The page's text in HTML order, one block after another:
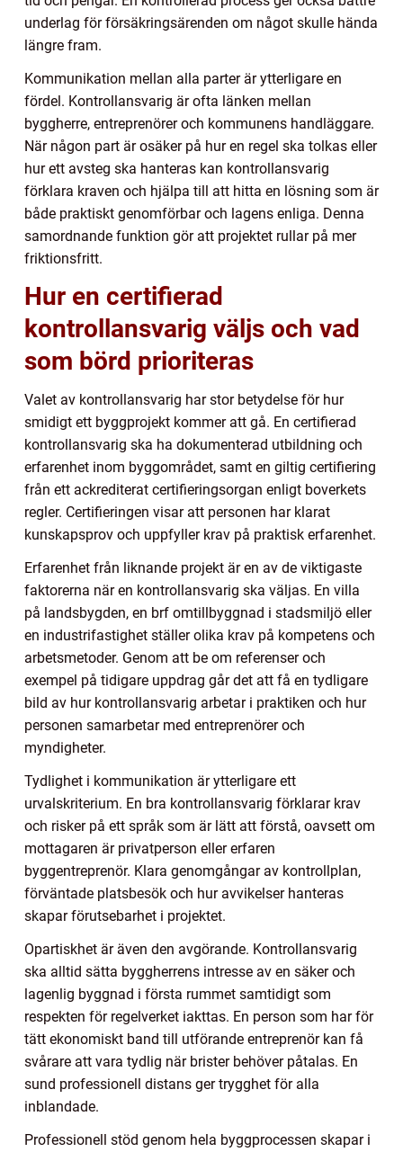
underlag för försäkringsärenden om något skulle hända
längre fram.
Kommunikation mellan alla parter är ytterligare en
fördel. Kontrollansvarig är ofta länken mellan
byggherre, entreprenörer och kommunens handläggare.
När någon part är osäker på hur en regel ska tolkas eller
hur ett avsteg ska hanteras kan kontrollansvarig
förklara kraven och hjälpa till att hitta en lösning som är
både praktiskt genomförbar och lagens enliga. Denna
samordnande funktion gör att projektet rullar på mer
friktionsfritt.
Hur en certifierad
kontrollansvarig väljs och vad
som börd prioriteras
Valet av kontrollansvarig har stor betydelse för hur
smidigt ett byggprojekt kommer att gå. En certifierad
kontrollansvarig ska ha dokumenterad utbildning och
erfarenhet inom byggområdet, samt en giltig certifiering
från ett ackrediterat certifieringsorgan enligt boverkets
regler. Certifieringen visar att personen har klarat
kunskapsprov och uppfyller krav på praktisk erfarenhet.
Erfarenhet från liknande projekt är en av de viktigaste
faktorerna när en kontrollansvarig ska väljas. En villa
på landsbygden, en brf omtillbyggnad i stadsmiljö eller
en industrifastighet ställer olika krav på kompetens och
arbetsmetoder. Genom att be om referenser och
exempel på tidigare uppdrag går det att få en tydligare
bild av hur kontrollansvarig arbetar i praktiken och hur
personen samarbetar med entreprenörer och
myndigheter.
Tydlighet i kommunikation är ytterligare ett
urvalskriterium. En bra kontrollansvarig förklarar krav
och risker på ett språk som är lätt att förstå, oavsett om
mottagaren är privatperson eller erfaren
byggentreprenör. Klara genomgångar av kontrollplan,
förväntade platsbesök och hur avvikelser hanteras
skapar förutsebarhet i projektet.
Opartiskhet är även den avgörande. Kontrollansvarig
ska alltid sätta byggherrens intresse av en säker och
lagenlig byggnad i första rummet samtidigt som
respekten för regelverket iakttas. En person som har för
tätt ekonomiskt band till utförande entreprenör kan få
svårare att vara tydlig när brister behöver påtalas. En
sund professionell distans ger trygghet för alla
inblandade.
Professionell stöd genom hela byggprocessen skapar i